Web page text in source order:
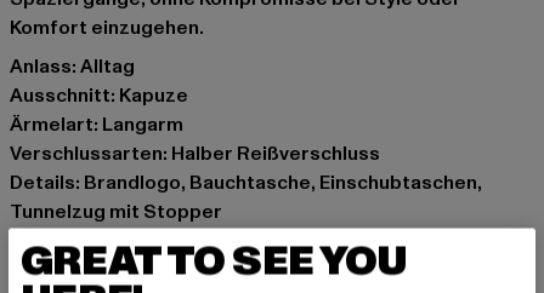
Komfort einzugehen.
Anlass: Alltag
Ausschnitt: Kapuze
Ärmelart: Langarm
Verschlussarten: Halber Reißverschluss
Details: Brandlogo, Bauchtasche, Einschubtaschen,
Tunnelzug mit Stopper
Schnitt: Lang
Marke: New Balance
GREAT TO SEE YOU